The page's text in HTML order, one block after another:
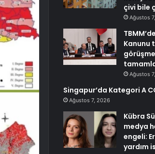
çivi bile
Ağustos
Kanunu
Ağustos
Singapur’da Kategori A
Ağustos 7, 2026
Kübra
medya
engeli:
yardım